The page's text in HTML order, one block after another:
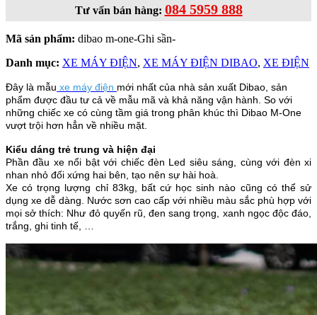
Tư vấn bán hàng: 084 5959 888
Mã sản phẩm: dibao m-one-Ghi sần-
Danh mục: XE MÁY ĐIỆN, XE MÁY ĐIỆN DIBAO, XE ĐIỆN
Đây là mẫu xe máy điện mới nhất của nhà sản xuất Dibao, sản
phẩm được đầu tư cả về mẫu mã và khả năng vận hành. So với
những chiếc xe có cùng tầm giá trong phân khúc thì Dibao M-One
vượt trội hơn hẳn về nhiều mặt.
Kiểu dáng trẻ trung và hiện đại
Phần đầu xe nổi bật với chiếc đèn Led siêu sáng, cùng với đèn xi
nhan nhỏ đối xứng hai bên, tạo nên sự hài hoà.
Xe có trọng lượng chỉ 83kg, bất cứ học sinh nào cũng có thể sử
dụng xe dễ dàng. Nước sơn cao cấp với nhiều màu sắc phù hợp với
mọi sở thích: Như đỏ quyến rũ, đen sang trọng, xanh ngọc độc đáo,
trắng, ghi tinh tế, …